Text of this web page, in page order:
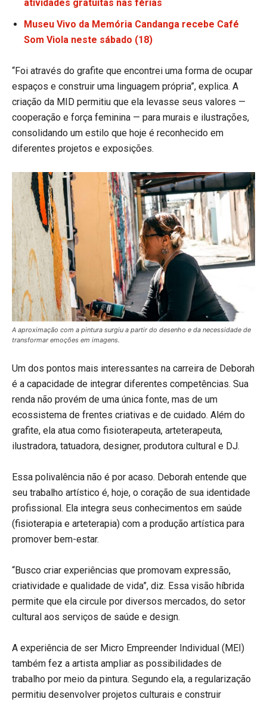
atividades gratuitas nas férias
Museu Vivo da Memória Candanga recebe Café
Som Viola neste sábado (18)
“Foi através do grafite que encontrei uma forma de ocupar
espaços e construir uma linguagem própria”, explica. A
criação da MID permitiu que ela levasse seus valores —
cooperação e força feminina — para murais e ilustrações,
consolidando um estilo que hoje é reconhecido em
diferentes projetos e exposições.
A aproximação com a pintura surgiu a partir do desenho e da necessidade de
transformar emoções em imagens.
Um dos pontos mais interessantes na carreira de Deborah
é a capacidade de integrar diferentes competências. Sua
renda não provém de uma única fonte, mas de um
ecossistema de frentes criativas e de cuidado. Além do
grafite, ela atua como fisioterapeuta, arteterapeuta,
ilustradora, tatuadora, designer, produtora cultural e DJ.
Essa polivalência não é por acaso. Deborah entende que
seu trabalho artístico é, hoje, o coração de sua identidade
profissional. Ela integra seus conhecimentos em saúde
(fisioterapia e arteterapia) com a produção artística para
promover bem-estar.
“Busco criar experiências que promovam expressão,
criatividade e qualidade de vida”, diz. Essa visão híbrida
permite que ela circule por diversos mercados, do setor
cultural aos serviços de saúde e design.
A experiência de ser Micro Empreender Individual (MEI)
também fez a artista ampliar as possibilidades de
trabalho por meio da pintura. Segundo ela, a regularização
permitiu desenvolver projetos culturais e construir